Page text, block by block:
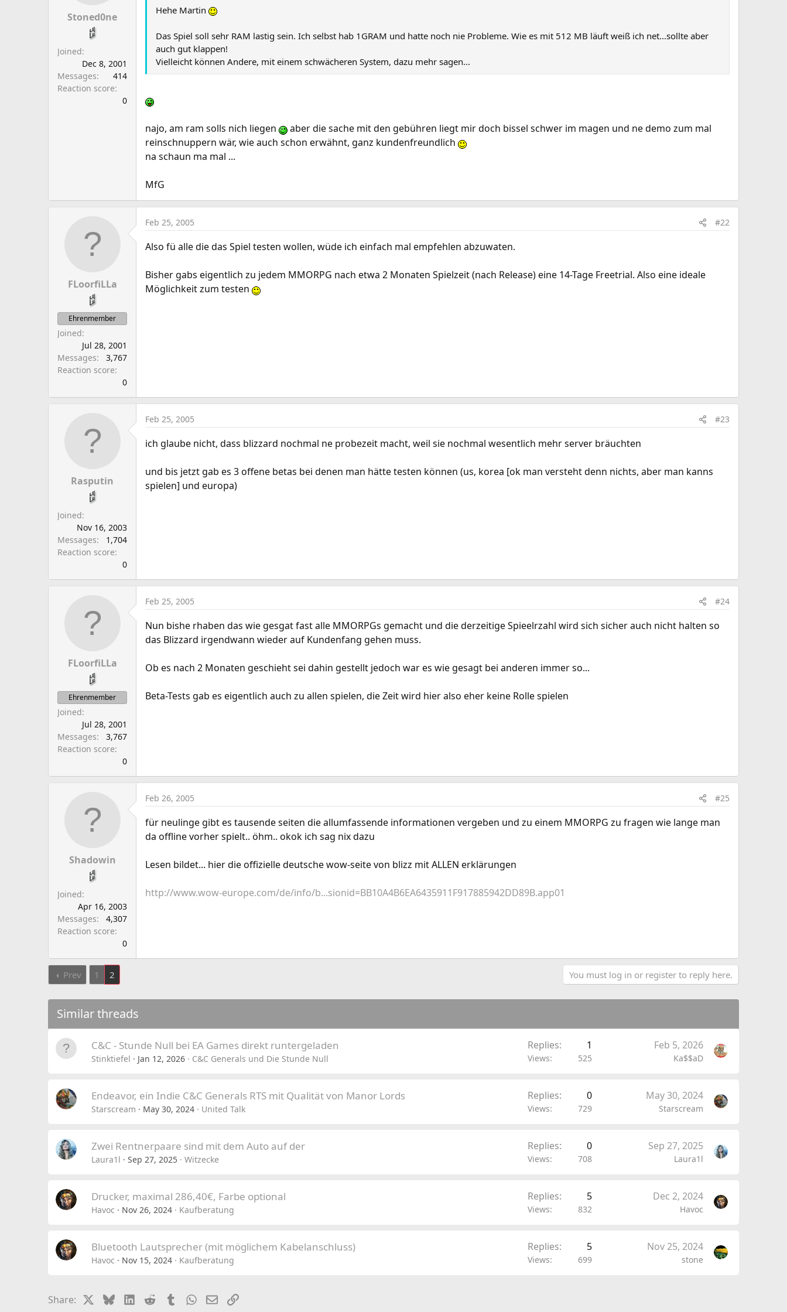
r
Stoned0ne
Joined
Dec 8, 2001
Messages
414
Reaction score
0
Hehe Martin
Das Spiel soll sehr RAM lastig sein. Ich selbst hab 1GRAM und hatte noch nie Probleme. Wie es mit 512 MB läuft weiß ich net...sollte aber
auch gut klappen!
Vielleicht können Andere, mit einem schwächeren System, dazu mehr sagen...
najo, am ram solls nich liegen
aber die sache mit den gebühren liegt mir doch bissel schwer im magen und ne demo zum mal
reinschnuppern wär, wie auch schon erwähnt, ganz kundenfreundlich
na schaun ma mal ...
MfG
FLoorfiLLa
Ehrenmember
Joined
Jul 28, 2001
Messages
3,767
Reaction score
0
Feb 25, 2005 #22
Also fü alle die das Spiel testen wollen, wüde ich einfach mal empfehlen abzuwaten.
Bisher gabs eigentlich zu jedem MMORPG nach etwa 2 Monaten Spielzeit (nach Release) eine 14-Tage Freetrial. Also eine ideale
Möglichkeit zum testen
Rasputin
Joined
Nov 16, 2003
Messages
1,704
Reaction score
0
Feb 25, 2005 #23
ich glaube nicht, dass blizzard nochmal ne probezeit macht, weil sie nochmal wesentlich mehr server bräuchten
und bis jetzt gab es 3 offene betas bei denen man hätte testen können (us, korea [ok man versteht denn nichts, aber man kanns
spielen] und europa)
FLoorfiLLa
Ehrenmember
Joined
Jul 28, 2001
Messages
3,767
Reaction score
0
Feb 25, 2005 #24
Nun bishe rhaben das wie gesgat fast alle MMORPGs gemacht und die derzeitige Spieelrzahl wird sich sicher auch nicht halten so
das Blizzard irgendwann wieder auf Kundenfang gehen muss.
Ob es nach 2 Monaten geschieht sei dahin gestellt jedoch war es wie gesagt bei anderen immer so...
Beta-Tests gab es eigentlich auch zu allen spielen, die Zeit wird hier also eher keine Rolle spielen
Shadowin
Joined
Apr 16, 2003
Messages
4,307
Reaction score
0
Feb 26, 2005 #25
für neulinge gibt es tausende seiten die allumfassende informationen vergeben und zu einem MMORPG zu fragen wie lange man
da offline vorher spielt.. öhm.. okok ich sag nix dazu
Lesen bildet... hier die offizielle deutsche wow-seite von blizz mit ALLEN erklärungen
http://www.wow-europe.com/de/info/b...sionid=BB10A4B6EA6435911F917885942DD89B.app01
Prev 1 2 You must log in or register to reply here.
Similar threads
C&C - Stunde Null bei EA Games direkt runtergeladen
Stinktiefel Jan 12, 2026 C&C Generals und Die Stunde Null
Replies 1
Views 525
Feb 5, 2026
Ka$$aD
Endeavor, ein Indie C&C Generals RTS mit Qualität von Manor Lords
Starscream May 30, 2024 United Talk
Replies 0
Views 729
May 30, 2024
Starscream
Zwei Rentnerpaare sind mit dem Auto auf der
Laura1l Sep 27, 2025 Witzecke
Replies 0
Views 708
Sep 27, 2025
Laura1l
Drucker, maximal 286,40€, Farbe optional
Havoc Nov 26, 2024 Kaufberatung
Replies 5
Views 832
Dec 2, 2024
Havoc
Bluetooth Lautsprecher (mit möglichem Kabelanschluss)
Havoc Nov 15, 2024 Kaufberatung
Replies 5
Views 699
Nov 25, 2024
stone
Share: BlueskyLinkedIn
Reddit TumblrWhatsApp
EmailLink